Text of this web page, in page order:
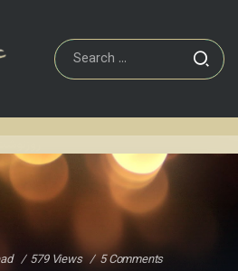
579 Views 5 Comments